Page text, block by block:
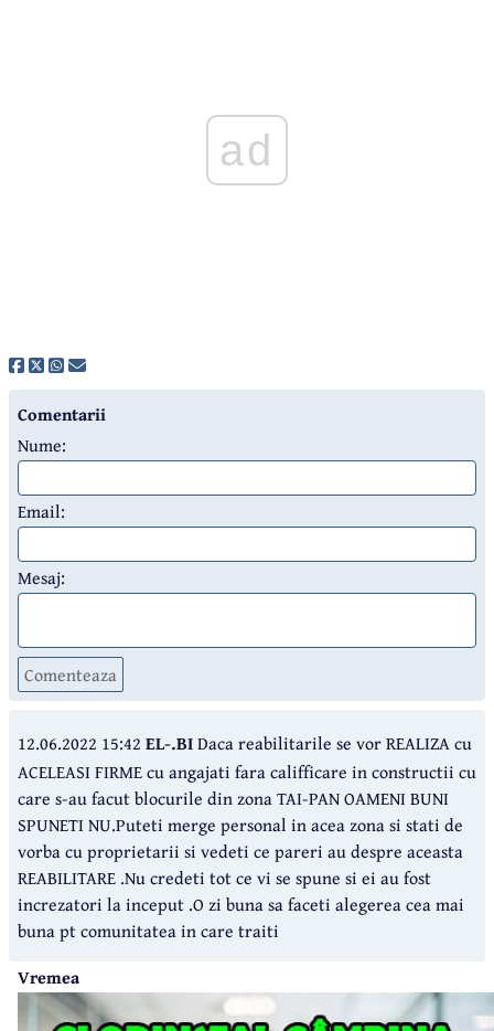
ad
Comentarii
Nume:
Email:
Mesaj:
Comenteaza
12.06.2022 15:42 EL-.BIDaca reabilitarile se vor REALIZA cu
ACELEASI FIRME cu angajati fara califficare in constructii cu
care s-au facut blocurile din zona TAI-PAN OAMENI BUNI
SPUNETI NU.Puteti merge personal in acea zona si stati de
vorba cu proprietarii si vedeti ce pareri au despre aceasta
REABILITARE .Nu credeti tot ce vi se spune si ei au fost
increzatori la inceput .O zi buna sa faceti alegerea cea mai
buna pt comunitatea in care traiti
Vremea